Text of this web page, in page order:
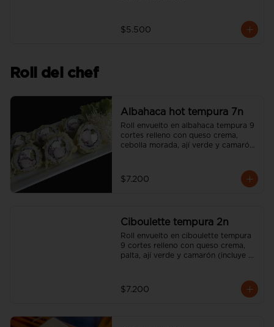
$5.500
Roll del chef
Albahaca hot tempura 7n
Roll envuelto en albahaca tempura 9
cortes relleno con queso crema,
cebolla morada, ají verde y camarón
$7.200
Ciboulette tempura 2n
Roll envuelto en ciboulette tempura
9 cortes relleno con queso crema,
palta, ají verde y camarón (incluye
$7.200